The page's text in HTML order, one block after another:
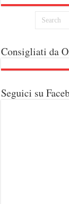
Consigliati da
Seguici su